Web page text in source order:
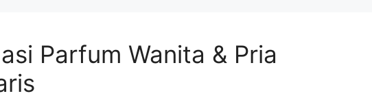
Parfum Wanita & Pria